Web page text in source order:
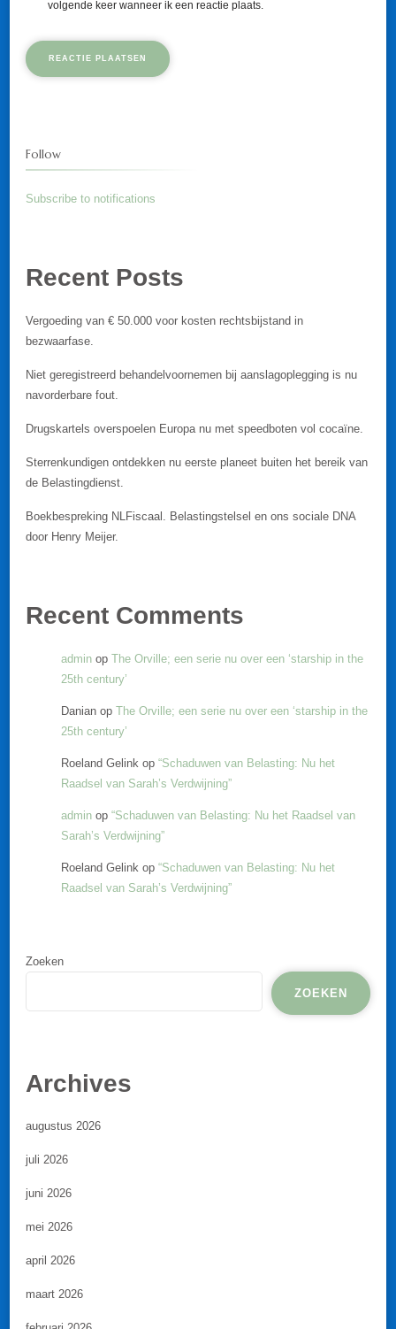
volgende keer wanneer ik een reactie plaats.
Follow
Subscribe to notifications
Recent Posts
Vergoeding van € 50.000 voor kosten rechtsbijstand in
bezwaarfase.
Niet geregistreerd behandelvoornemen bij aanslagoplegging is nu
navorderbare fout.
Drugskartels overspoelen Europa nu met speedboten vol cocaïne.
Sterrenkundigen ontdekken nu eerste planeet buiten het bereik van
de Belastingdienst.
Boekbespreking NLFiscaal. Belastingstelsel en ons sociale DNA
door Henry Meijer.
Recent Comments
admin op The Orville; een serie nu over een ‘starship in the
25th century’
Danian op The Orville; een serie nu over een ‘starship in the
25th century’
Roeland Gelink op “Schaduwen van Belasting: Nu het
Raadsel van Sarah’s Verdwijning”
admin op “Schaduwen van Belasting: Nu het Raadsel van
Sarah’s Verdwijning”
Roeland Gelink op “Schaduwen van Belasting: Nu het
Raadsel van Sarah’s Verdwijning”
Zoeken
ZOEKEN
Archives
augustus 2026
juli 2026
juni 2026
mei 2026
april 2026
maart 2026